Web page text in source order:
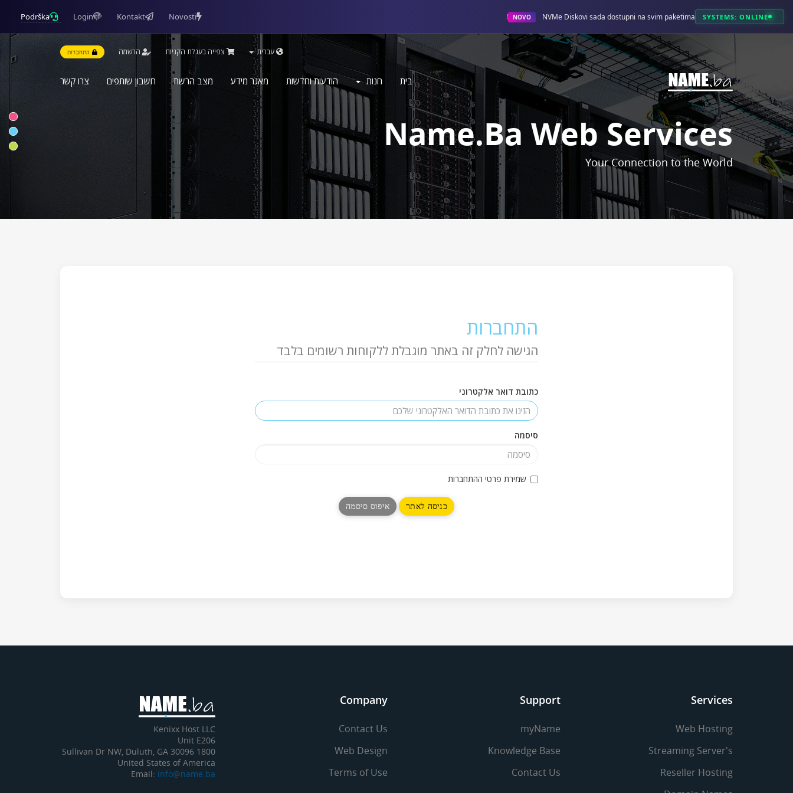
SYSTEMS: ONLINE
NOVO NVMe Diskovi sada dostupni na svim paketima!
Novosti
Kontakt
Login
Podrška
עברית צפייה בעגלת הקניות הרשמה התחברות
בית חנות הודעות וחדשות מאגר מידע מצב הרשת חשבון שותפים צרו קשר
Name.ba Web Services
Your Connection to the World
התחברות
הגישה לחלק זה באתר מוגבלת ללקוחות רשומים בלבד
כתובת דואר אלקטרוני
סיסמה
שמירת פרטי ההתחברות
איפוס סיסמה
Services
Web Hosting
Streaming Server's
Reseller Hosting
Support
myName
Knowledge Base
Contact Us
Company
Contact Us
Web Design
Terms of Use
Kenixx Host LLC
Unit E206
1800 Sullivan Dr NW, Duluth, GA 30096
United States of America
Email: info@name.ba